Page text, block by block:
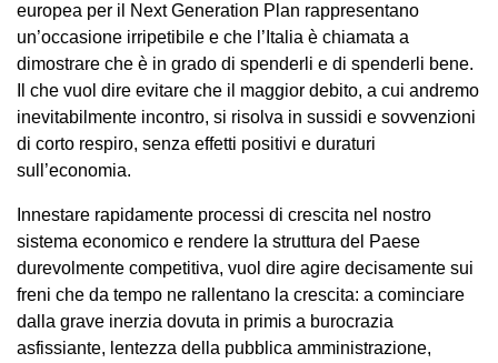
europea per il Next Generation Plan rappresentano
un’occasione irripetibile e che l’Italia è chiamata a
dimostrare che è in grado di spenderli e di spenderli bene.
Il che vuol dire evitare che il maggior debito, a cui andremo
inevitabilmente incontro, si risolva in sussidi e sovvenzioni
di corto respiro, senza effetti positivi e duraturi
sull’economia.
Innestare rapidamente processi di crescita nel nostro
sistema economico e rendere la struttura del Paese
durevolmente competitiva, vuol dire agire decisamente sui
freni che da tempo ne rallentano la crescita: a cominciare
dalla grave inerzia dovuta in primis a burocrazia
asfissiante, lentezza della pubblica amministrazione,